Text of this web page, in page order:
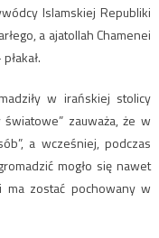
Islamskiej Republiki
a ajatollah Chamenei
w irańskiej stolicy
zauważa, że w
a wcześniej, podczas
mogło się nawet
ma zostać pochowany w